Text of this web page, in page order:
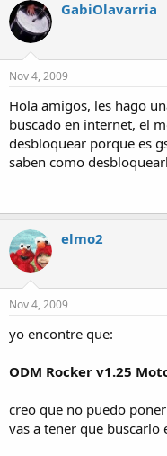
GabiOlavarria
Nov 4, 2009
Hola amigos, les hago
buscado en internet, el
desbloquear porque es
saben como
elmo2
Nov 4, 2009
yo encontre que:
ODM Rocker v1.25
creo que no puedo
vas a tener que buscarlo